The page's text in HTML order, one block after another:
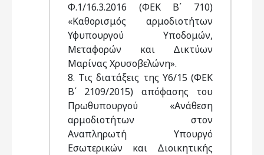
Φ.1/16.3.2016 (ΦΕΚ Β΄ 710)
«Καθορισμός αρμοδιοτήτων
Υφυπουργού Υποδομών,
Μεταφορών και Δικτύων
Μαρίνας Χρυσοβελώνη».
8. Τις διατάξεις της Υ6/15 (ΦΕΚ
Β΄ 2109/2015) απόφασης του
Πρωθυπουργού «Ανάθεση
αρμοδιοτήτων στον
Αναπληρωτή Υπουργό
Εσωτερικών και Διοικητικής